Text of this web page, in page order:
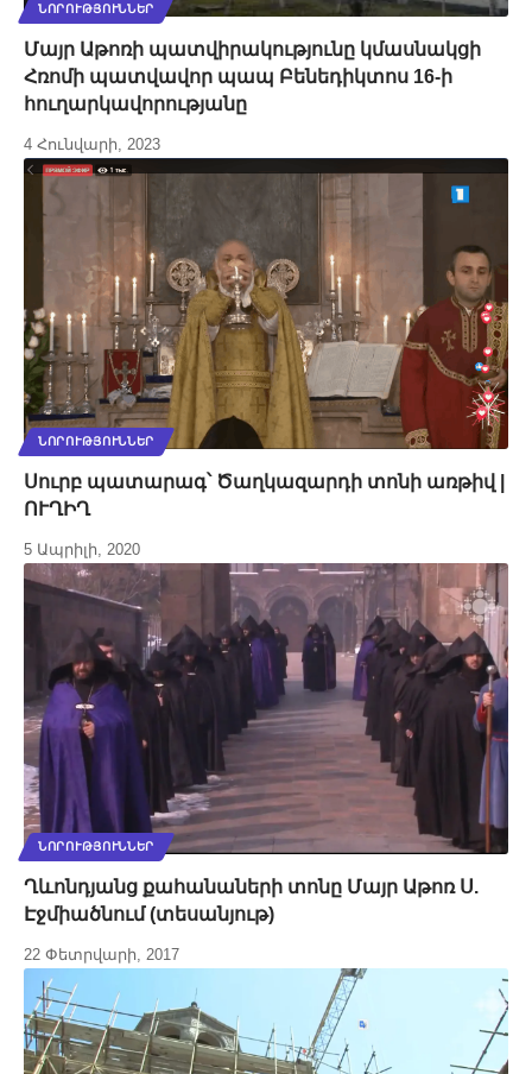
ՆՈՐՈՒԹՅՈՒՆՆԵՐ
Մայր Աթոռի պատվիրակությունը կմասնակցի
Հռոմի պատվավոր պապ Բենեդիկտոս 16-ի
հուղարկավորությանը
4 Հունվարի, 2023
ՆՈՐՈՒԹՅՈՒՆՆԵՐ
Սուրբ պատարագ՝ Ծաղկազարդի տոնի առթիվ |
ՈՒՂԻՂ
5 Ապրիլի, 2020
ՆՈՐՈՒԹՅՈՒՆՆԵՐ
Ղևոնդյանց քահանաների տոնը Մայր Աթոռ Ս.
Էջմիածնում (տեսանյութ)
22 Փետրվարի, 2017